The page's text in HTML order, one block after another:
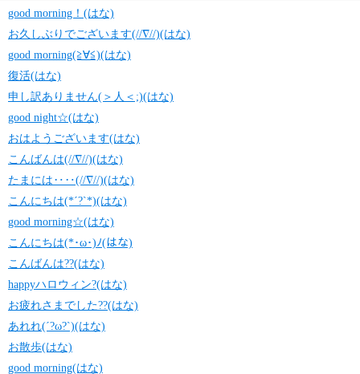
good morning！(はな)
お久しぶりでございます(//∇//)(はな)
good morning(≧∀≦)(はな)
復活(はな)
申し訳ありません(＞人＜;)(はな)
good night☆(はな)
おはようございます(はな)
こんばんは(//∇//)(はな)
たまには‥‥(//∇//)(はな)
こんにちは(*´?`*)(はな)
good morning☆(はな)
こんにちは(*･ω･)ﾉ(はな)
こんばんは??(はな)
happyハロウィン?(はな)
お疲れさまでした??(はな)
あれれ(´?ω?`)(はな)
お散歩(はな)
good morning(はな)